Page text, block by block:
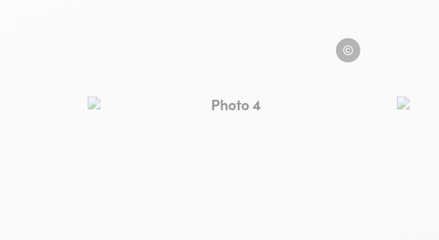
Can Pla
Photo 4, © Can Pla